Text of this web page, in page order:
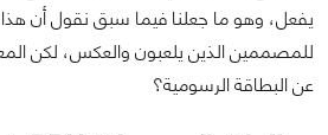
يفعل، وهو ما جعلنا فيما سبق نقول أن
للمصممين الذين يلعبون والعكس، لكن
عن البطاقة الرسومية؟